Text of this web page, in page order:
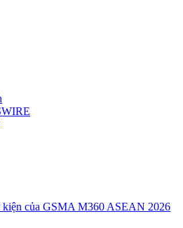
của GSMA M360 ASEAN 2026